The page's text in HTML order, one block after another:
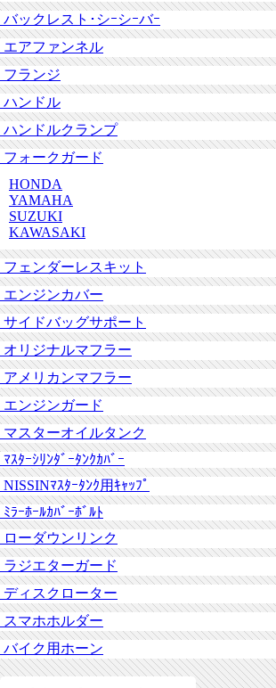
バックレスト･シｰシｰバｰ
エアファンネル
フランジ
ハンドル
ハンドルクランプ
フォークガード
HONDA
YAMAHA
SUZUKI
KAWASAKI
フェンダーレスキット
エンジンカバー
サイドバッグサポート
オリジナルマフラー
アメリカンマフラー
エンジンガード
マスターオイルタンク
ﾏｽﾀｰｼﾘﾝﾀﾞｰﾀﾝｸｶﾊﾞｰ
NISSINﾏｽﾀｰﾀﾝｸ用ｷｬｯﾌﾟ
ﾐﾗｰﾎｰﾙｶﾊﾞｰﾎﾞﾙﾄ
ローダウンリンク
ラジエターガード
ディスクローター
スマホホルダー
バイク用ホーン